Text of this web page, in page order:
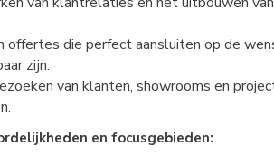
offertes die perfect aansluiten op de
zijn.
van klanten, showrooms en
en focusgebieden: